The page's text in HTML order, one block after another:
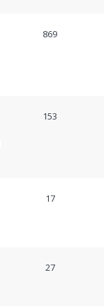
869
153
17
27